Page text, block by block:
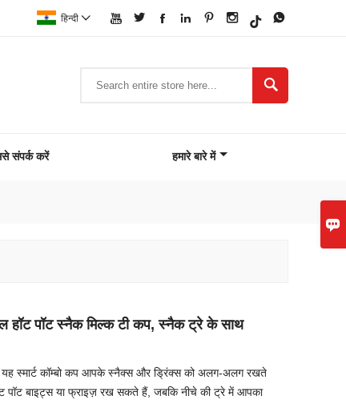

      
हिन्दी 

संपर्क करें हमारे बारे में
हॉट पॉट स्नैक मिल्क टी कप, स्नैक ट्रे के साथ
स्मार्ट कॉम्बो कप आपके स्नैक्स और ड्रिंक्स को अलग-अलग रखते
पॉट बाइट्स या फ्राइज़ रख सकते हैं, जबकि नीचे की ट्रे में आपका